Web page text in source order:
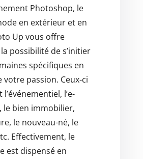
Photoshop, le
en extérieur et en
Up vous offre
possibilité de s’initier
spécifiques en
passion. Ceux-ci
l’e-
le bien immobilier,
le nouveau-né, le
Effectivement, le
est dispensé en